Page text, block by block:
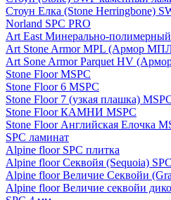
Стоун Елка (Stone Herringbone)
Norland SPC PRO
Art East Минерально-
Art Stone Armor MPL (Армор
Art Sone Armor Parquet HV
Stone Floor MSPC
Stone Floor 6 MSPC
Stone Floor 7 (узкая плашка)
Stone Floor КАМНИ MSPC
Stone Floor Английская Елочка
SPC ламинат
Alpine floor SPC плитка
Alpine floor Секвойя (Sequoia)
Alpine floor Величие Секвойи
Alpine floor Величие секвойи